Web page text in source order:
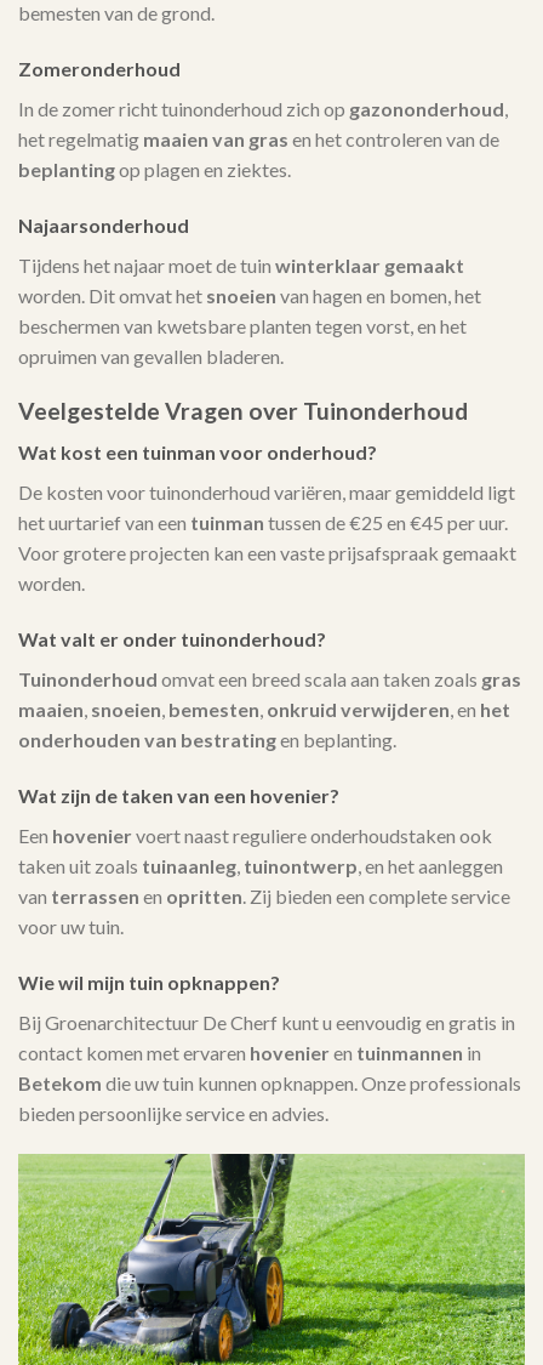
bemesten van de grond.
Zomeronderhoud
In de zomer richt tuinonderhoud zich op gazononderhoud,
het regelmatig maaien van gras en het controleren van de
beplantingop plagen en ziektes.
Najaarsonderhoud
Tijdens het najaar moet de tuin winterklaar gemaakt
worden. Dit omvat het snoeien van hagen en bomen, het
beschermen van kwetsbare planten tegen vorst, en het
opruimen van gevallen bladeren.
Veelgestelde Vragen over Tuinonderhoud
Wat kost een tuinman voor onderhoud?
De kosten voor tuinonderhoud variëren, maar gemiddeld ligt
het uurtarief van een tuinman tussen de €25 en €45 per uur.
Voor grotere projecten kan een vaste prijsafspraak gemaakt
worden.
Wat valt er onder tuinonderhoud?
Tuinonderhoud omvat een breed scala aan taken zoals gras
maaien, snoeien, bemesten, onkruid verwijderen, en het
onderhouden van bestratingen beplanting.
Wat zijn de taken van een hovenier?
Een hoveniervoert naast reguliere onderhoudstaken ook
taken uit zoals tuinaanleg, tuinontwerp, en het aanleggen
van terrassen en opritten. Zij bieden een complete service
voor uw tuin.
Wie wil mijn tuin opknappen?
Bij Groenarchitectuur De Cherf kunt u eenvoudig en gratis in
contact komen met ervaren hovenieren tuinmannen in
Betekom die uw tuin kunnen opknappen. Onze professionals
bieden persoonlijke service en advies.